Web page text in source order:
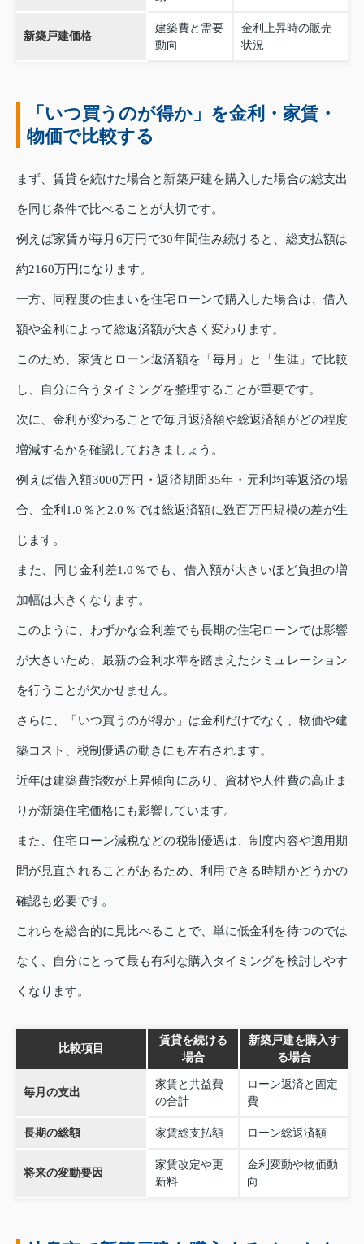
新築戸建価格
建築費と需要
動向
金利上昇時の販売
状況
「いつ買うのが得か」を金利・家賃・
物価で比較する
まず、賃貸を続けた場合と新築戸建を購入した場合の総支出
を同じ条件で比べることが大切です。
例えば家賃が毎月6万円で30年間住み続けると、総支払額は
約2160万円になります。
一方、同程度の住まいを住宅ローンで購入した場合は、借入
額や金利によって総返済額が大きく変わります。
このため、家賃とローン返済額を「毎月」と「生涯」で比較
し、自分に合うタイミングを整理することが重要です。
次に、金利が変わることで毎月返済額や総返済額がどの程度
増減するかを確認しておきましょう。
例えば借入額3000万円・返済期間35年・元利均等返済の場
合、金利1.0％と2.0％では総返済額に数百万円規模の差が生
じます。
また、同じ金利差1.0％でも、借入額が大きいほど負担の増
加幅は大きくなります。
このように、わずかな金利差でも長期の住宅ローンでは影響
が大きいため、最新の金利水準を踏まえたシミュレーション
を行うことが欠かせません。
さらに、「いつ買うのが得か」は金利だけでなく、物価や建
築コスト、税制優遇の動きにも左右されます。
近年は建築費指数が上昇傾向にあり、資材や人件費の高止ま
りが新築住宅価格にも影響しています。
また、住宅ローン減税などの税制優遇は、制度内容や適用期
間が見直されることがあるため、利用できる時期かどうかの
確認も必要です。
これらを総合的に見比べることで、単に低金利を待つのでは
なく、自分にとって最も有利な購入タイミングを検討しやす
くなります。
比較項目
賃貸を続ける
場合
新築戸建を購入す
る場合
毎月の支出
家賃と共益費
の合計
ローン返済と固定
費
長期の総額 家賃総支払額 ローン総返済額
将来の変動要因
家賃改定や更
新料
金利変動や物価動
向